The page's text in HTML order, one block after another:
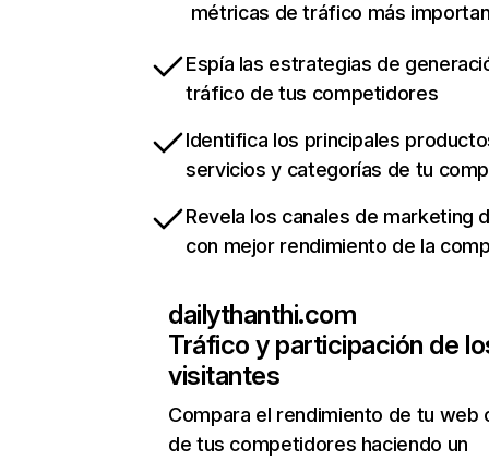
métricas de tráfico más
Espía las estrategias de
tráfico de tus competidores
Identifica los principales
servicios y categorías de tu
Revela los canales de marketing
con mejor rendimiento de la
dailythanthi.com
Tráfico y participación de
visitantes
Compara el rendimiento de tu web
de tus competidores haciendo un